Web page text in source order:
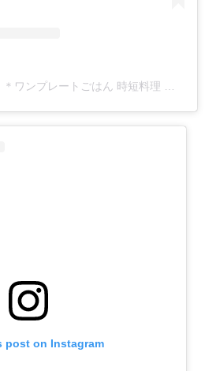
post on Instagram